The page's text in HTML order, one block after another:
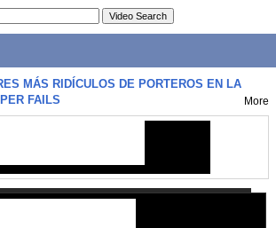
MÁS RIDÍCULOS DE PORTEROS EN LA
FAILS
More